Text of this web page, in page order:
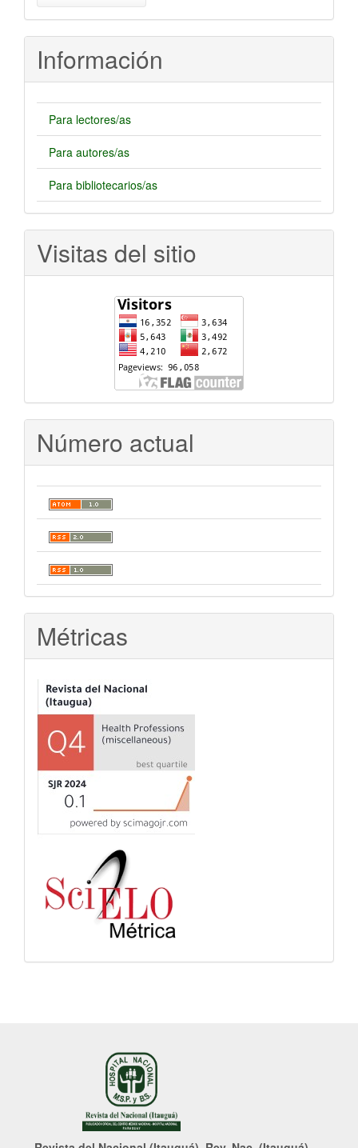
un
artículo
Información
Para lectores/as
Para autores/as
Para bibliotecarios/as
Visitas del sitio
Número actual
Métricas